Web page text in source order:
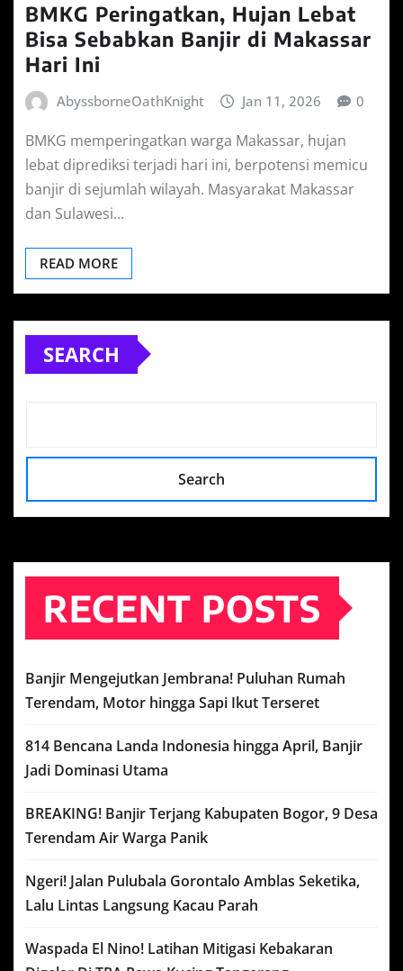
BMKG Peringatkan, Hujan Lebat
Bisa Sebabkan Banjir di Makassar
Hari Ini
AbyssborneOathKnight Jan 11, 2026 0
BMKG memperingatkan warga Makassar, hujan
lebat diprediksi terjadi hari ini, berpotensi memicu
banjir di sejumlah wilayah. ​Masyarakat Makassar
dan Sulawesi…
READ MORE
SEARCH
Search
RECENT POSTS
Banjir Mengejutkan Jembrana! Puluhan Rumah
Terendam, Motor hingga Sapi Ikut Terseret
814 Bencana Landa Indonesia hingga April, Banjir
Jadi Dominasi Utama
BREAKING! Banjir Terjang Kabupaten Bogor, 9 Desa
Terendam Air Warga Panik
Ngeri! Jalan Pulubala Gorontalo Amblas Seketika,
Lalu Lintas Langsung Kacau Parah
Waspada El Nino! Latihan Mitigasi Kebakaran